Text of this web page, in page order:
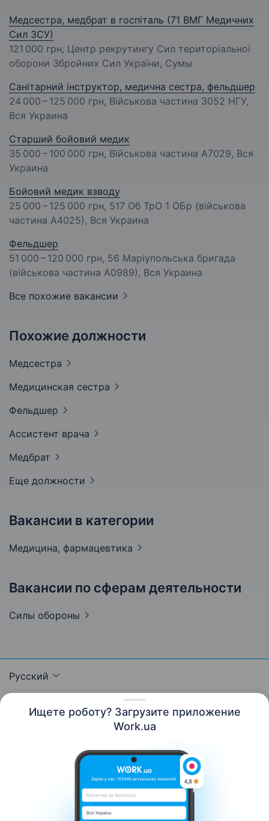
Ищете роботу? Загрузите приложение
Work.ua
Медсестра, медбрат в госпіталь (71 ВМГ Медичних
Сил ЗСУ)
121 000 грн, Центр рекрутингу Сил територіальної
оборони Збройних Сил України, Сумы
Санітарний інструктор, медична сестра, фельдшер
24 000 – 125 000 грн, Військова частина 3052 НГУ,
Вся Украина
Старший бойовий медик
35 000 – 100 000 грн, Військова частина А7029, Вся
Украина
Бойовий медик взводу
25 000 – 125 000 грн, 517 Об ТрО 1 ОБр (військова
частина А4025), Вся Украина
Фельдшер
51 000 – 120 000 грн, 56 Маріупольська бригада
(військова частина А0989), Вся Украина
Все похожие вакансии
Похожие должности
Медсестра
Медицинская сестра
Фельдшер
Ассистент врача
Медбрат
Еще должности
Вакансии в категории
Медицина, фармацевтика
Вакансии по сферам деятельности
Силы обороны
Русский
Контакты О нас
Карьера
Новости Work.ua
Помощь
Условия использования